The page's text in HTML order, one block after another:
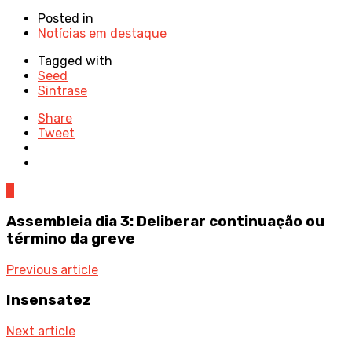
Posted in
Notícias em destaque
Tagged with
Seed
Sintrase
Share
Tweet
Assembleia dia 3: Deliberar continuação ou
término da greve
Previous article
Insensatez
Next article